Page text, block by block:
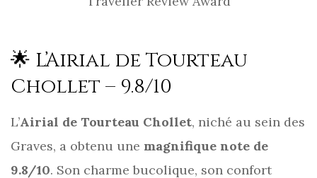
🌟 L’Airial de Tourteau
Chollet – 9.8/10
L’Airial de Tourteau Chollet, niché au sein des
Graves, a obtenu une magnifique note de
9.8/10. Son charme bucolique, son confort